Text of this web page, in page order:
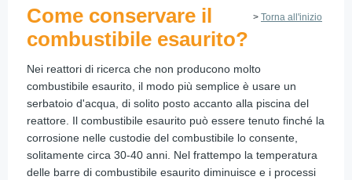
> Torna all'inizio
Come conservare il
combustibile esaurito?
Nei reattori di ricerca che non producono molto
combustibile esaurito, il modo più semplice è usare un
serbatoio d'acqua, di solito posto accanto alla piscina del
reattore. Il combustibile esaurito può essere tenuto finché la
corrosione nelle custodie del combustibile lo consente,
solitamente circa 30-40 anni. Nel frattempo la temperatura
delle barre di combustibile esaurito diminuisce e i processi